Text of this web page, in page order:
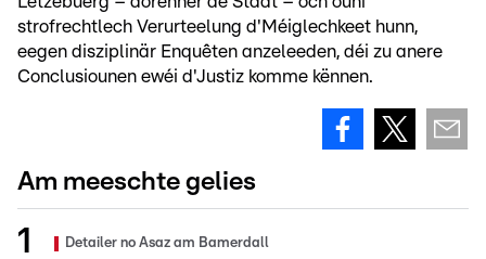
strofrechtlech Verurteelung d'Méiglechkeet hunn,
eegen disziplinär Enquêten anzeleeden, déi zu anere
Conclusiounen ewéi d'Justiz komme kënnen.
Am meeschte gelies
Detailer no Asaz am Bamerdall